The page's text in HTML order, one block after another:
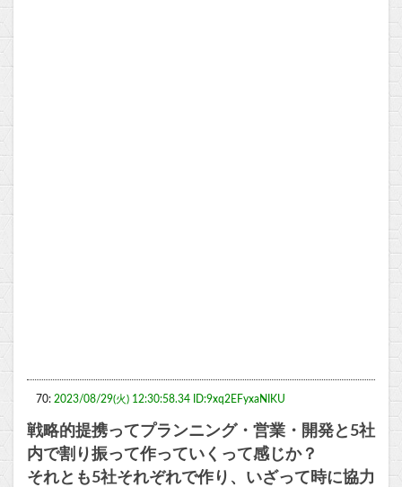
70: 2023/08/29(火) 12:30:58.34 ID:9xq2EFyxaNIKU
戦略的提携ってプランニング・営業・開発と5社
内で割り振って作っていくって感じか？
それとも5社それぞれで作り、いざって時に協力